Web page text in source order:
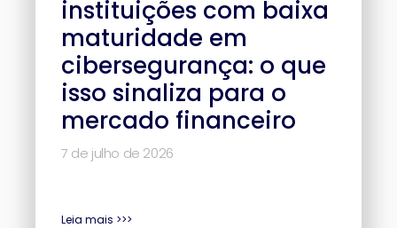
instituições com baixa
maturidade em
cibersegurança: o que
isso sinaliza para o
mercado financeiro
7 de julho de 2026
Leia mais >>>